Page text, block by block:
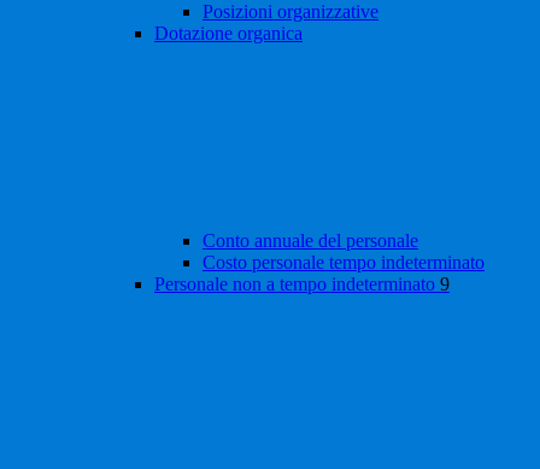
Posizioni organizzative
Dotazione organica
Conto annuale del personale
Costo personale tempo indeterminato
Personale non a tempo indeterminato 9